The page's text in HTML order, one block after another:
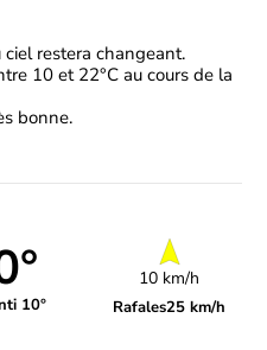
restera changeant.
10 et 22°C au cours de la
bonne.
10°
10 km/h
Rafales25 km/h